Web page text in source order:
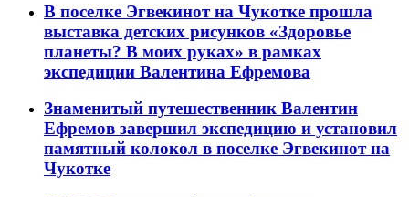
В поселке Эгвекинот на Чукотке прошла
выставка детских рисунков «Здоровье
планеты? В моих руках» в рамках
экспедиции Валентина Ефремова
Знаменитый путешественник Валентин
Ефремов завершил экспедицию и установил
памятный колокол в поселке Эгвекинот на
Чукотке